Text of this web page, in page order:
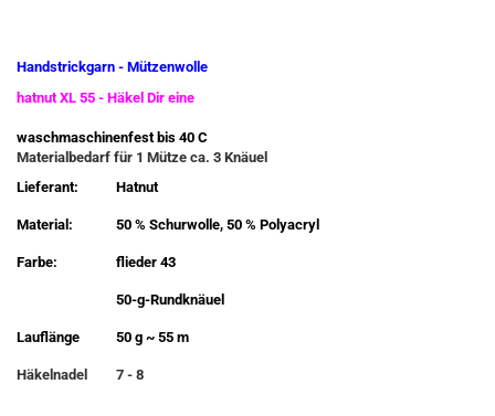
Handstrickgarn - Mützenwolle
hatnut XL 55 - Häkel Dir eine
waschmaschinenfest bis 40 C
Materialbedarf für 1 Mütze ca. 3 Knäuel
Lieferant:
Hatnut
Material: 50 % Schurwolle, 50 % Polyacryl
Farbe: flieder 43
50-g-Rundknäuel
Lauflänge 50 g ~ 55 m
Häkelnadel 7 - 8